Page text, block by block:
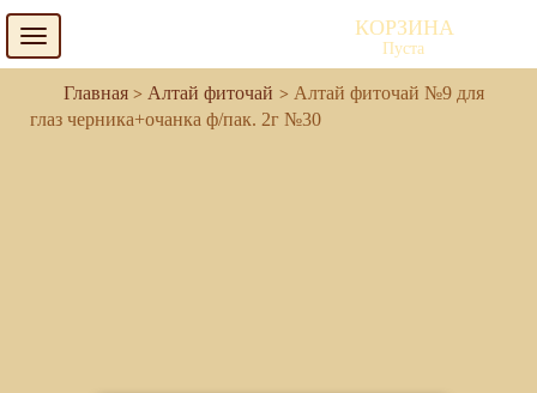
Toggle
navigation
КОРЗИНА
Пуста
Алтай фиточай
Алтай фиточай №9 для
глаз черника+очанка ф/пак. 2г №30